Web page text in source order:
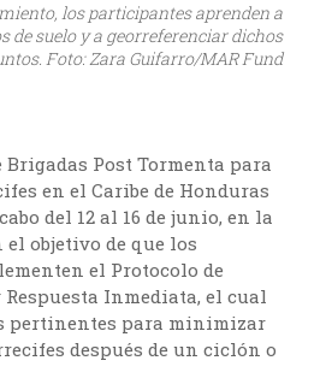
los participantes aprenden a
de suelo y a georreferenciar dichos
Foto: Zara Guifarro/MAR Fund
Post Tormenta para
en el Caribe de Honduras
del 12 al 16 de junio, en la
el objetivo de que los
el Protocolo de
Inmediata, el cual
pertinentes para minimizar
después de un ciclón o